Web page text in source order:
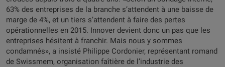
63% des entreprises de la branche s’attendent à une baisse de
marge de 4%, et un tiers s’attendent à faire des pertes
opérationnelles en 2015. Innover devient donc un pas que les
entreprises hésitent à franchir. Mais nous y sommes
condamnés», a insisté Philippe Cordonier, représentant romand
de Swissmem, organisation faîtière de l’industrie des